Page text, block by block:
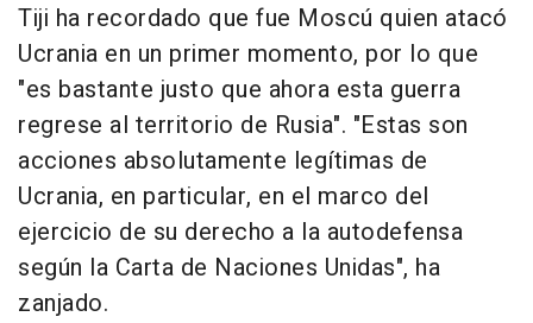
Tiji ha recordado que fue Moscú quien atacó
Ucrania en un primer momento, por lo que
"es bastante justo que ahora esta guerra
regrese al territorio de Rusia". "Estas son
acciones absolutamente legítimas de
Ucrania, en particular, en el marco del
ejercicio de su derecho a la autodefensa
según la Carta de Naciones Unidas", ha
zanjado.